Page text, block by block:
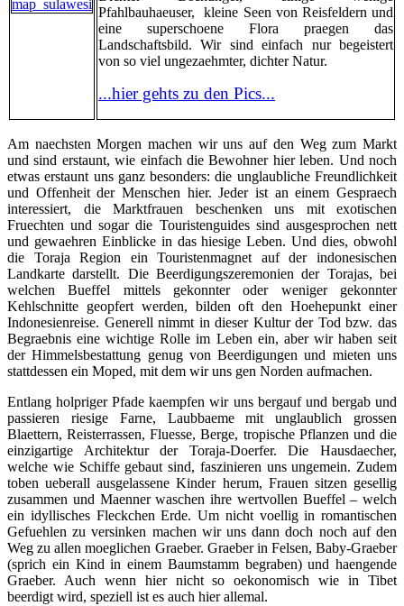
Pfahlbauhaeuser, kleine Seen von Reisfeldern und
eine superschoene Flora praegen das
Landschaftsbild. Wir sind einfach nur begeistert
von so viel ungezaehmter, dichter Natur.
...hier gehts zu den Pics...
Am naechsten Morgen machen wir uns auf den Weg zum Markt
und sind erstaunt, wie einfach die Bewohner hier leben. Und noch
etwas erstaunt uns ganz besonders: die unglaubliche Freundlichkeit
und Offenheit der Menschen hier. Jeder ist an einem Gespraech
interessiert, die Marktfrauen beschenken uns mit exotischen
Fruechten und sogar die Touristenguides sind ausgesprochen nett
und gewaehren Einblicke in das hiesige Leben. Und dies, obwohl
die Toraja Region ein Touristenmagnet auf der indonesischen
Landkarte darstellt. Die Beerdigungszeremonien der Torajas, bei
welchen Bueffel mittels gekonnter oder weniger gekonnter
Kehlschnitte geopfert werden, bilden oft den Hoehepunkt einer
Indonesienreise. Generell nimmt in dieser Kultur der Tod bzw. das
Begraebnis eine wichtige Rolle im Leben ein, aber wir haben seit
der Himmelsbestattung genug von Beerdigungen und mieten uns
stattdessen ein Moped, mit dem wir uns gen Norden aufmachen.
Entlang holpriger Pfade kaempfen wir uns bergauf und bergab und
passieren riesige Farne, Laubbaeme mit unglaublich grossen
Blaettern, Reisterrassen, Fluesse, Berge, tropische Pflanzen und die
einzigartige Architektur der Toraja-Doerfer. Die Hausdaecher,
welche wie Schiffe gebaut sind, faszinieren uns ungemein. Zudem
toben ueberall ausgelassene Kinder herum, Frauen sitzen gesellig
zusammen und Maenner waschen ihre wertvollen Bueffel – welch
ein idyllisches Fleckchen Erde. Um nicht voellig in romantischen
Gefuehlen zu versinken machen wir uns dann doch noch auf den
Weg zu allen moeglichen Graeber. Graeber in Felsen, Baby-Graeber
(sprich ein Kind in einem Baumstamm begraben) und haengende
Graeber. Auch wenn hier nicht so oekonomisch wie in Tibet
beerdigt wird, speziell ist es auch hier allemal.